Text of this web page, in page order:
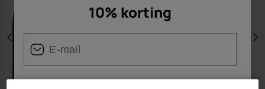
Vorige
10% korting